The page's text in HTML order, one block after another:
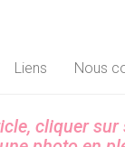
Liens Nous
cliquer sur